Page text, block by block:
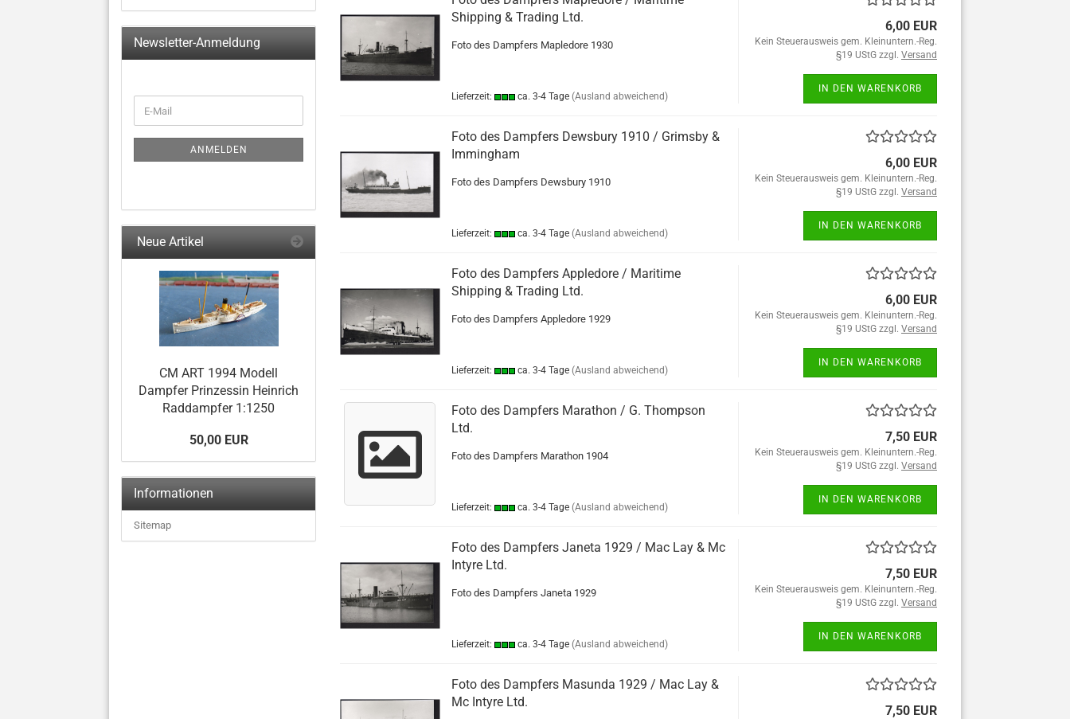
Shipping & Trading Ltd.
Foto des Dampfers Mapledore 1930
Lieferzeit: ca. 3-4 Tage (Ausland abweichend)
6,00 EUR
Kein Steuerausweis gem. Kleinuntern.-Reg.
§19 UStG zzgl. Versand
IN DEN WARENKORB
Foto des Dampfers Dewsbury 1910 / Grimsby &
Immingham
Foto des Dampfers Dewsbury 1910
Lieferzeit: ca. 3-4 Tage (Ausland abweichend)
6,00 EUR
Kein Steuerausweis gem. Kleinuntern.-Reg.
§19 UStG zzgl. Versand
IN DEN WARENKORB
Foto des Dampfers Appledore / Maritime
Shipping & Trading Ltd.
Foto des Dampfers Appledore 1929
Lieferzeit: ca. 3-4 Tage (Ausland abweichend)
6,00 EUR
Kein Steuerausweis gem. Kleinuntern.-Reg.
§19 UStG zzgl. Versand
IN DEN WARENKORB
Foto des Dampfers Marathon / G. Thompson
Ltd.
Foto des Dampfers Marathon 1904
Lieferzeit: ca. 3-4 Tage (Ausland abweichend)
7,50 EUR
Kein Steuerausweis gem. Kleinuntern.-Reg.
§19 UStG zzgl. Versand
IN DEN WARENKORB
Foto des Dampfers Janeta 1929 / Mac Lay & Mc
Intyre Ltd.
Foto des Dampfers Janeta 1929
Lieferzeit: ca. 3-4 Tage (Ausland abweichend)
7,50 EUR
Kein Steuerausweis gem. Kleinuntern.-Reg.
§19 UStG zzgl. Versand
IN DEN WARENKORB
Foto des Dampfers Masunda 1929 / Mac Lay &
Mc Intyre Ltd.
7,50 EUR
Newsletter-Anmeldung
ZUR
ANMELDUNG
E-
Mail
ANMELDEN
Neue Artikel
CM ART 1994 Modell
Dampfer Prinzessin Heinrich
Raddampfer 1:1250
50,00 EUR
Informationen
Sitemap